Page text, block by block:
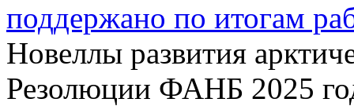
поддержано по итогам
Новеллы развития
Резолюции ФАНБ 2025